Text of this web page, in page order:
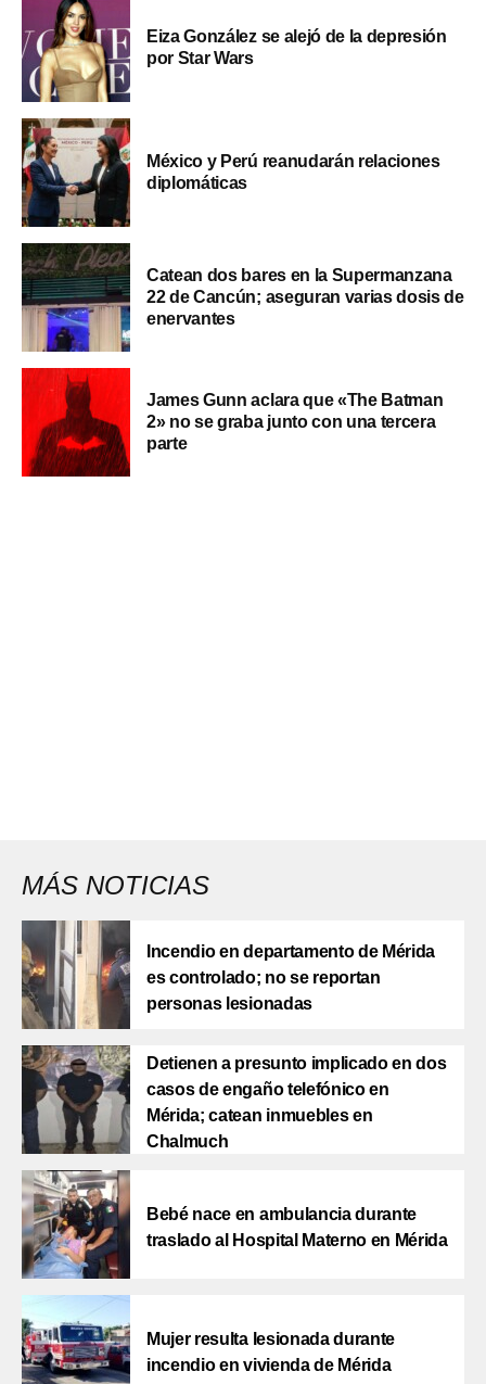
Eiza González se alejó de la depresión
por Star Wars
México y Perú reanudarán relaciones
diplomáticas
Catean dos bares en la Supermanzana
22 de Cancún; aseguran varias dosis de
enervantes
James Gunn aclara que «The Batman
2» no se graba junto con una tercera
parte
MÁS NOTICIAS
Incendio en departamento de Mérida
es controlado; no se reportan
personas lesionadas
Detienen a presunto implicado en dos
casos de engaño telefónico en
Mérida; catean inmuebles en
Chalmuch
Bebé nace en ambulancia durante
traslado al Hospital Materno en Mérida
Mujer resulta lesionada durante
incendio en vivienda de Mérida